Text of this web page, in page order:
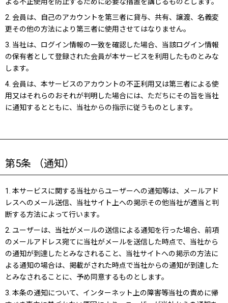
よる不正使用を防止するために必要な措置を講じるものとします。
2. 会員は、自己のアカウントを第三者に貸与、共有、譲渡、名義変
更その他の方法により第三者に使用させてはなりません。
3. 当社は、ログイン情報の一致を確認した場合、当該ログイン情報
の保有者として登録された会員が本サービスを利用したものとみな
します。
4. 会員は、本サービスのアカウントの不正利用又は第三者による使
用又はそれらのおそれが判明した場合には、ただちにその旨を当社
に通知するとともに、当社からの指示に従うものとします。
第5条 （通知）
1. 本サービスに関する当社からユーザーへの通知等は、メールアド
レスへのメール送信、当社サイト上への掲示その他当社が適当と判
断する方法によって行います。
2. ユーザーは、当社がメールの送信による通知を行った場合、前項
のメールアドレス宛てに当社がメールを送信した時点で、当社から
の通知が到達したとみなされること、当社サイトへの掲示の方法に
よる通知の場合は、掲載がされた時点で当社からの通知が到達した
とみなされることに、予め同意するものとします。
3. 本条の通知について、インターネット上の障害等当社の責めに帰